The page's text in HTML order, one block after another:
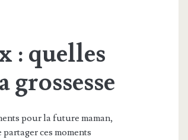
: quelles
pour la future maman,
ces moments